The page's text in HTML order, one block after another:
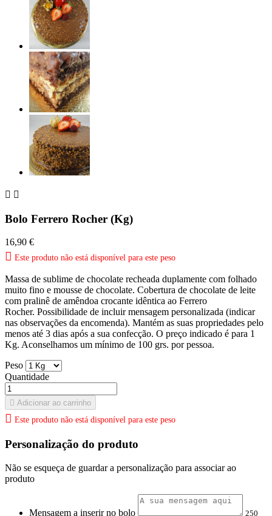
 
Bolo Ferrero Rocher (Kg)
16,90 €
 Este produto não está disponível para este peso
Massa de sublime de chocolate recheada duplamente com folhado
muito fino e mousse de chocolate. Cobertura de chocolate de leite
com pralinê de amêndoa crocante idêntica ao Ferrero
Rocher. Possibilidade de incluir mensagem personalizada (indicar
nas observações da encomenda). Mantém as suas propriedades pelo
menos até 3 dias após a sua confecção. O preço indicado é para 1
Kg. Aconselhamos um mínimo de 100 grs. por pessoa.
Peso
Quantidade
 Adicionar ao carrinho
 Este produto não está disponível para este peso
Personalização do produto
Não se esqueça de guardar a personalização para associar ao
produto
Mensagem a inserir no bolo
250